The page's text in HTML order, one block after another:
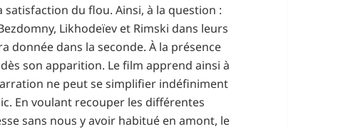
du flou. Ainsi, à la question :
Likhodeïev et Rimski dans leurs
donnée dans la seconde. À la présence
son apparition. Le film apprend ainsi à
ne peut se simplifier indéfiniment
En voulant recouper les différentes
sans nous y avoir habitué en amont, le